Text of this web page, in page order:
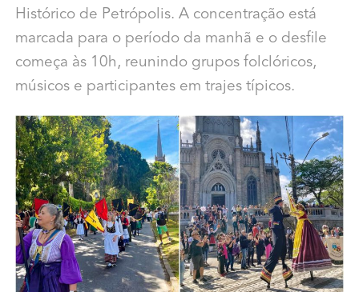
Histórico de Petrópolis. A concentração está
marcada para o período da manhã e o desfile
começa às 10h, reunindo grupos folclóricos,
músicos e participantes em trajes típicos.